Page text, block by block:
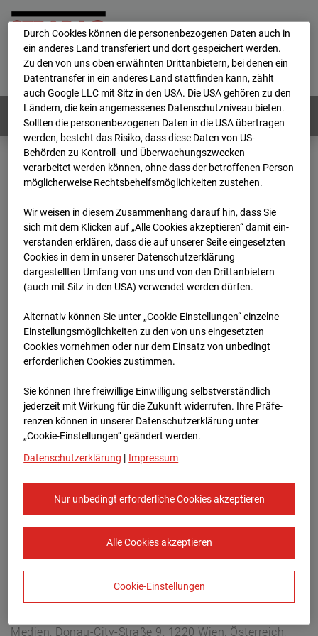
Home E-Mail Impressum
Login
Deutsch / English
Webcams: Alle Länder
Home
Deutschland
BC-176 BV-Ausbau Bonatzbau -Cam5
Archiv
2026
07 08 06:30
BC-176 BV-Ausbau
Bonatzbau -Cam5
Arnulf Klett Platz, 70173 Stuttgart
Zur Übersicht
Europe/Berlin
Medien, Donau-City-Straße 9, 1220 Wien, Österreich,
Durch Cookies können die personenbezogenen Daten auch in
ein anderes Land transferiert und dort gespeichert werden.
Zu den von uns oben erwähnten Drittanbietern, bei denen ein
Datentransfer in ein anderes Land stattfinden kann, zählt
auch Google LLC mit Sitz in den USA. Die USA gehören zu den
Ländern, die kein angemessenes Datenschutzniveau bieten.
Sollten die personenbezogenen Daten in die USA übertragen
werden, besteht das Risiko, dass diese Daten von US-
Behörden zu Kontroll- und Überwachungszwecken
verarbeitet werden können, ohne dass der betroffenen Person
möglicherweise Rechtsbehelfsmöglichkeiten zustehen.
Wir weisen in diesem Zusammenhang darauf hin, dass Sie
sich mit dem Klicken auf „Alle Cookies akzeptieren“ damit ein­
ver­standen erklären, dass die auf unserer Seite eingesetzten
Cookies in dem in unserer Datenschutzerklärung
dargestellten Umfang von uns und von den Drittanbietern
(auch mit Sitz in den USA) verwendet werden dürfen.
Alternativ können Sie unter „Cookie-Einstellungen“ einzelne
Einstellungsmöglichkeiten zu den von uns eingesetzten
Cookies vornehmen oder nur dem Einsatz von unbedingt
erforderlichen Cookies zustimmen.
Sie können Ihre freiwillige Einwilligung selbstverständlich
jederzeit mit Wirkung für die Zukunft widerrufen. Ihre Prä­fe­
renzen können in unserer Datenschutzerklärung unter
„Cookie-Einstellungen“ geändert werden.
Datenschutzerklärung | Impressum
Nur unbedingt erforderliche Cookies akzeptieren
Alle Cookies akzeptieren
Cookie-Einstellungen